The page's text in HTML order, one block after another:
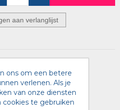
aan verlanglijst
ons om een betere
verlenen. Als je
van onze diensten
te gebruiken